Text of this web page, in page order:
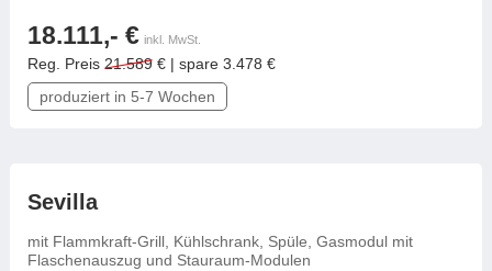
18.111,- € inkl. MwSt.
Reg. Preis 21.589 € | spare 3.478 €
produziert in 5-7 Wochen
Sevilla
mit Flammkraft-Grill, Kühlschrank, Spüle, Gasmodul mit
Flaschenauszug und Stauraum-Modulen
Sofas & Schlafsofas
Tische & Bänke